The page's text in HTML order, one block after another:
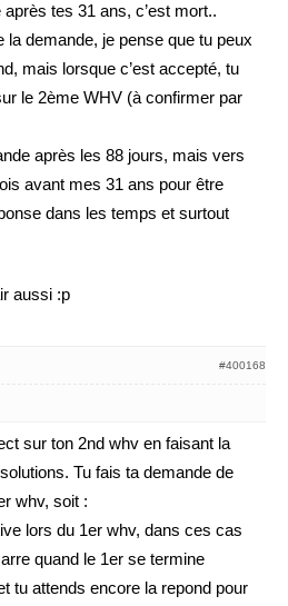
tes 31 ans, c’est mort..
la demande, je pense que tu peux
mais lorsque c’est accepté, tu
le 2ème WHV (à confirmer par
après les 88 jours, mais vers
avant mes 31 ans pour être
dans les temps et surtout
aussi :p
#400168
sur ton 2nd whv en faisant la
Tu fais ta demande de
whv, soit :
lors du 1er whv, dans ces cas
quand le 1er se termine
tu attends encore la repond pour